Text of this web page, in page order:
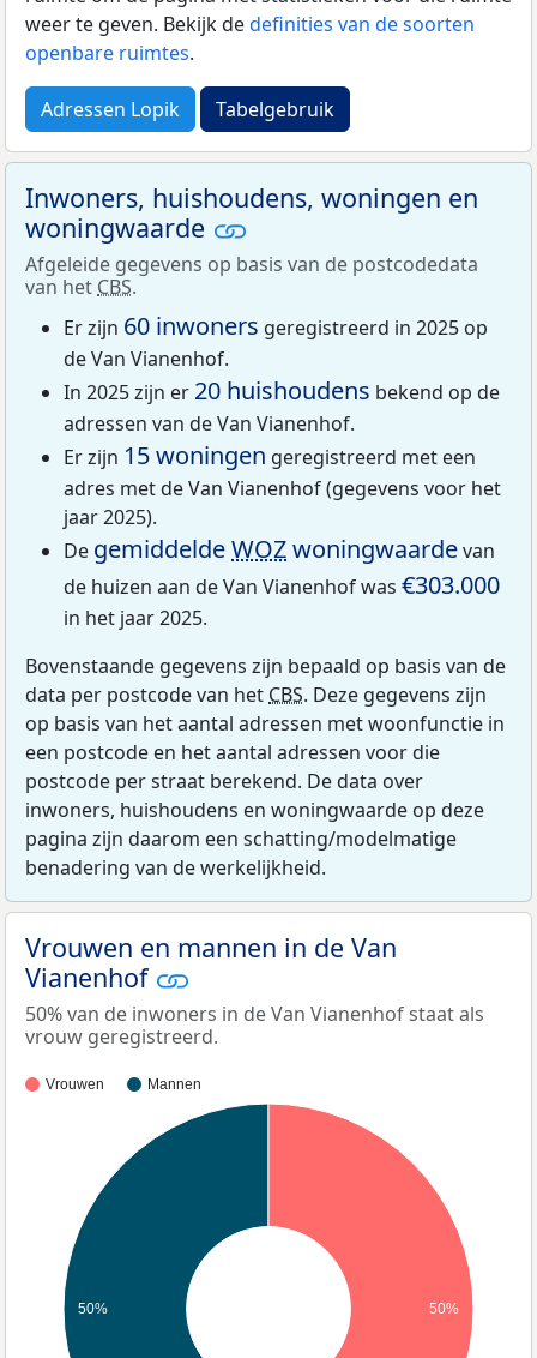
weer te geven. Bekijk dedefinities van de soorten
openbare ruimtes.
Adressen Lopik Tabelgebruik
Inwoners, huishoudens, woningen en
woningwaarde
Afgeleide gegevens op basis van de postcodedata
van het CBS.
Er zijn 60 inwoners geregistreerd in 2025 op
de Van Vianenhof.
In 2025 zijn er 20 huishoudens bekend op de
adressen van de Van Vianenhof.
Er zijn 15 woningen geregistreerd met een
adres met de Van Vianenhof (gegevens voor het
jaar 2025).
De gemiddeldeWOZwoningwaardevan
de huizen aan de Van Vianenhof was €303.000
in het jaar 2025.
Bovenstaande gegevens zijn bepaald op basis van de
data per postcode van het CBS. Deze gegevens zijn
op basis van het aantal adressen met woonfunctie in
een postcode en het aantal adressen voor die
postcode per straat berekend. De data over
inwoners, huishoudens en woningwaarde op deze
pagina zijn daarom een schatting/modelmatige
benadering van de werkelijkheid.
Vrouwen en mannen in de Van
Vianenhof
50% van de inwoners in de Van Vianenhof staat als
vrouw geregistreerd.
Vrouwen Mannen
50% 50%